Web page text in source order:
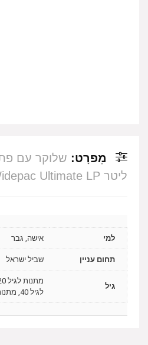
מִפרָט:
ליטר Widepac Ultimate LP מבית שורש
למי אישה, גבר
תחום עניין שביל ישראל
גיל
לגיל 40, מתנות לגיל 50